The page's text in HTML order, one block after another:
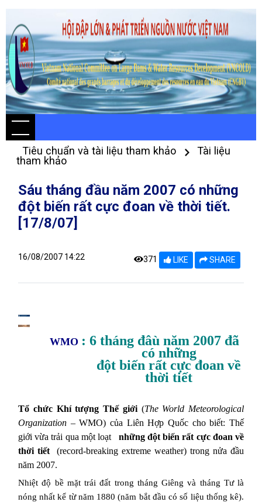
Tiêu chuẩn và tài liệu tham khảo
Tài liệu
tham khảo
Sáu tháng đầu năm 2007 có những
đột biến rất cực đoan về thời tiết.
[17/8/07]
16/08/2007 14:22 371 LIKE SHARE
WMO : 6 tháng đâù năm 2007 đã
có những
đột biến rất cực đoan về
thời tiết
Tổ chức Khí tượng Thế giới(The World Meteorological
Organization – WMO) của Liên Hợp Quốc cho biết: Thế
giới vừa trải qua một loạt
những đột biến rất cực đoan về
thời tiết
(record-breaking extreme weather) trong nửa đầu
năm 2007.
Nhiệt độ bề mặt trái đất trong tháng Giêng và tháng Tư là
nóng nhất kể từ năm 1880 (năm bắt đầu có số liệu thống kê).